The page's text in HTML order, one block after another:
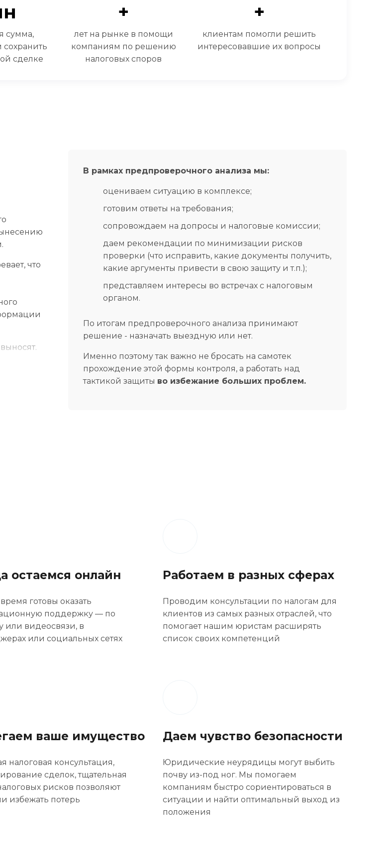
сумма,
сохранить
сделке
+
лет на рынке в помощи
компаниям по решению
налоговых споров
+
клиентам помогли решить
интересовавшие их вопросы
что
и
В рамках предпроверочного анализа мы:
оцениваем ситуацию в комплексе;
готовим ответы на требования;
сопровождаем на допросы и налоговые комиссии;
даем рекомендации по минимизации рисков
проверки (что исправить, какие документы получить,
какие аргументы привести в свою защиту и т.п.);
представляем интересы во встречах с налоговым
органом.
По итогам предпроверочного анализа принимают
решение - назначать выездную или нет.
Именно поэтому так важно не бросать на самотек
прохождение этой формы контроля, а работать над
тактикой защиты во избежание больших проблем.
остаемся онлайн
готовы оказать
поддержку — по
или видеосвязи, в
или социальных сетях
Работаем в разных сферах
Проводим консультации по налогам для
клиентов из самых разных отраслей, что
помогает нашим юристам расширять
список своих компетенций
ваше имущество
налоговая консультация,
сделок, тщательная
рисков позволяют
избежать потерь
Даем чувство безопасности
Юридические неурядицы могут выбить
почву из-под ног. Мы помогаем
компаниям быстро сориентироваться в
ситуации и найти оптимальный выход из
положения